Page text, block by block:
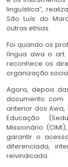
linguística”,
São Luís do
outras etnias.
Foi quando os
língua awa o art.
reconhece os
organização
Agora, depois
documento com
anterior dos
Educação
Missionário
garantir o
diferenciada,
reivindicada.